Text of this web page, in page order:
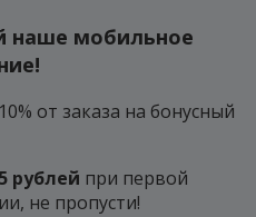
наше мобильное
от заказа на бонусный
5 рублей при первой
не пропусти!